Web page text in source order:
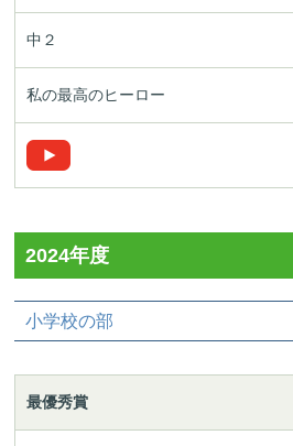
中２
私の最高のヒーロー
2024年度
小学校の部
最優秀賞